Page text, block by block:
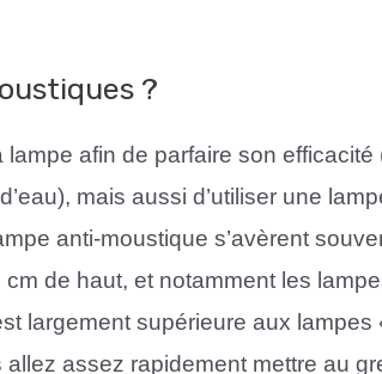
?
afin de parfaire son efficacité
mais aussi d’utiliser une
anti-moustique s’avèrent
de haut, et notamment les
largement supérieure aux lampes
assez rapidement mettre au